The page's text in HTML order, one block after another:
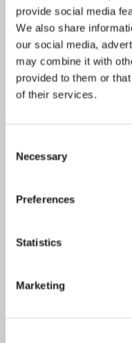
provide social media
We also share
our social media,
may combine it with
provided to them or
of their services.
Selection
Necessary
Preferences
Statistics
Marketing
vand)
3 cl friskpresset
Sådan gør du:
Rystes godt med
Si til coupeglas
Feng & Shui
1 æggehvide
3 cl Choya Umeshu
8 dråber
1 blomme (pynt)